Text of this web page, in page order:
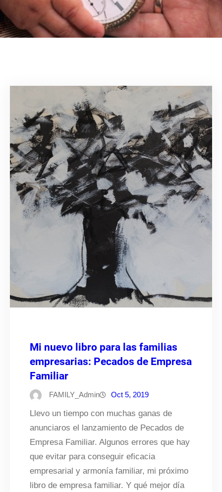
Mi nuevo libro para las familias
empresarias: Pecados de Empresa
Familiar
FAMILY_Admin Oct 5, 2019
Llevo un tiempo con muchas ganas de
anunciaros el lanzamiento de Pecados de
Empresa Familiar. Algunos errores que hay
que evitar para conseguir eficacia
empresarial y armonía familiar, mi próximo
libro de empresa familiar. Y qué mejor día